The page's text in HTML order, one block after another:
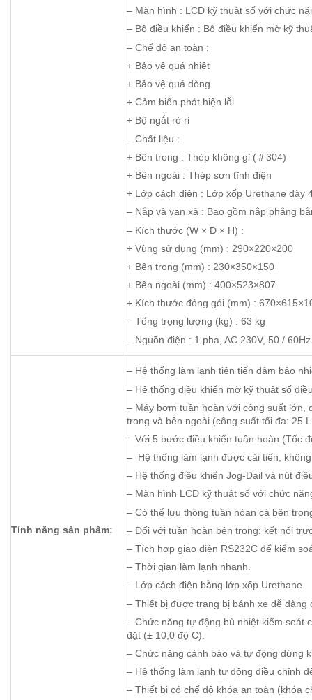
– Màn hình : LCD kỹ thuật số với chức
– Bộ điều khiển : Bộ điều khiển mờ kỹ
– Chế độ an toàn :
+ Bảo vệ quá nhiệt
+ Bảo vệ quá dòng
+ Cảm biến phát hiện lỗi
+ Bộ ngắt rò rỉ
– Chất liệu :
+ Bên trong : Thép không gỉ (＃304)
+ Bên ngoài : Thép sơn tĩnh điện
+ Lớp cách điện : Lớp xốp Urethane dày
– Nắp và van xả : Bao gồm nắp phẳng
– Kích thước (W × D × H) :
+ Vùng sử dụng (mm) : 290×220×200
+ Bên trong (mm) : 230×350×150
+ Bên ngoài (mm) : 400×523×807
+ Kích thước đóng gói (mm) :
– Tổng trọng lượng (kg) : 63 kg
– Nguồn điện : 1 pha, AC 230V, 50 / 60Hz
Tính năng sản phẩm:
– Hệ thống làm lạnh tiên tiến đảm bảo
– Hệ thống điều khiển mờ kỹ thuật số
– Máy bơm tuần hoàn với công suất lớn,
trong và bên ngoài (công suất tối đa: 25
– Với 5 bước điều khiển tuần hoàn (Tốc
– Hệ thống làm lạnh được cải tiến,
– Hệ thống điều khiển Jog-Dail và nút
– Màn hình LCD kỹ thuật số với chức
– Có thể lưu thông tuần hòan cả bên
– Đối với tuần hoàn bên trong: kết nối
– Tích hợp giao diện RS232C để kiểm
– Thời gian làm lạnh nhanh.
– Lớp cách điện bằng lớp xốp Urethane.
– Thiết bị được trang bị bánh xe dễ dàng
– Chức năng tự động bù nhiệt kiểm soát
đặt (± 10,0 độ C).
– Chức năng cảnh báo và tự động dừng
– Hệ thống làm lạnh tự động điều chỉnh
– Thiết bị có chế độ khóa an toàn (khóa